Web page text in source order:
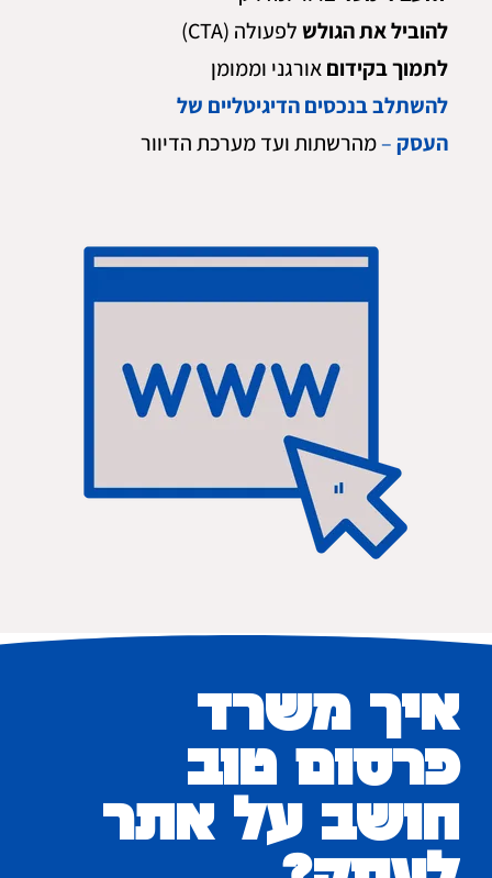
להוביל את הגולש לפעולה (CTA)
לתמוך בקידוםאורגני וממומן
להשתלב בנכסים הדיגיטליים של
העסק–מהרשתות ועד מערכת הדיוור
איך משרד
פרסום טוב
חושב על אתר